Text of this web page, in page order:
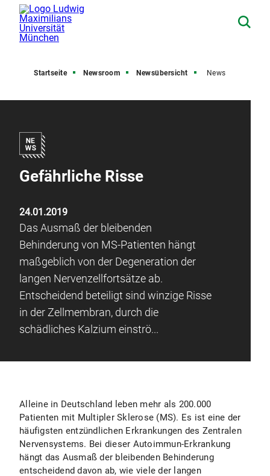
Startseite Newsroom Newsübersicht News
Gefährliche Risse
24.01.2019
Das Ausmaß der bleibenden
Behinderung von MS-Patienten hängt
maßgeblich von der Degeneration der
langen Nervenzellfortsätze ab.
Entscheidend beteiligt sind winzige Risse
in der Zellmembran, durch die
schädliches Kalzium einströ...
Alleine in Deutschland leben mehr als 200.000
Patienten mit Multipler Sklerose (MS). Es ist eine der
häufigsten entzündlichen Erkrankungen des Zentralen
Nervensystems. Bei dieser Autoimmun-Erkrankung
hängt das Ausmaß der bleibenden Behinderung
entscheidend davon ab, wie viele der langen